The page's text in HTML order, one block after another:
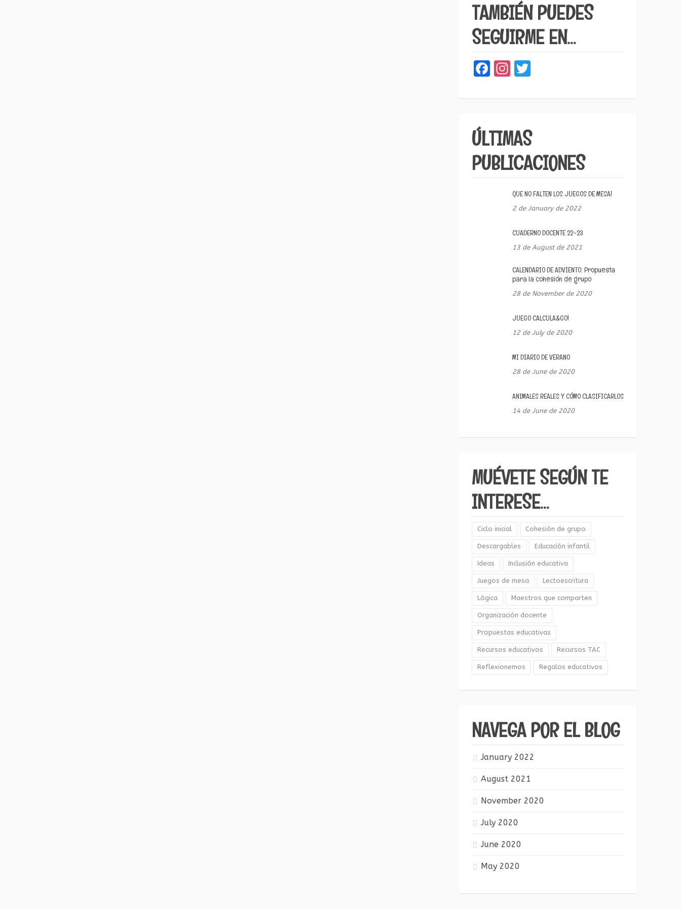
TAMBIÉN PUEDES
SEGUIRME EN…
Facebook
Instagram
ÚLTIMAS
PUBLICACIONES
QUE NO FALTEN LOS JUEGOS DE MESA!
2 de January de 2022
CUADERNO DOCENTE 22-23
13 de August de 2021
CALENDARIO DE ADVIENTO: Propuesta
para la cohesión de grupo
28 de November de 2020
JUEGO CALCULA&GO!
12 de July de 2020
MI DIARIO DE VERANO
28 de June de 2020
ANIMALES REALES Y CÓMO CLASIFICARLOS
14 de June de 2020
MUÉVETE SEGÚN TE
INTERESE…
Ciclo inicial Cohesión de grupo
Descargables Educación infantil
Ideas Inclusión educativa
Juegos de mesa Lectoescritura
Lógica Maestros que comparten
Organización docente
Propuestas educativas
Recursos educativos Recursos TAC
Reflexionemos Regalos educativos
NAVEGA POR EL BLOG
January 2022
August 2021
November 2020
July 2020
June 2020
May 2020